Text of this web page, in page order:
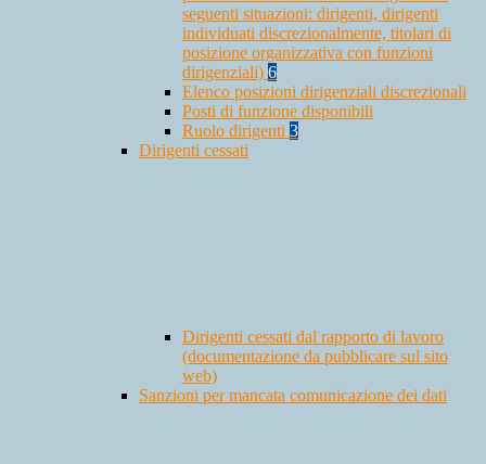
seguenti situazioni: dirigenti, dirigenti
individuati discrezionalmente, titolari di
posizione organizzativa con funzioni
dirigenziali) 6
Elenco posizioni dirigenziali discrezionali
Posti di funzione disponibili
Ruolo dirigenti 3
Dirigenti cessati
Dirigenti cessati dal rapporto di lavoro
(documentazione da pubblicare sul sito
web)
Sanzioni per mancata comunicazione dei dati